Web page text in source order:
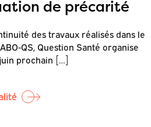
de précarité
des travaux réalisés dans le
QS, Question Santé organise
juin prochain […]